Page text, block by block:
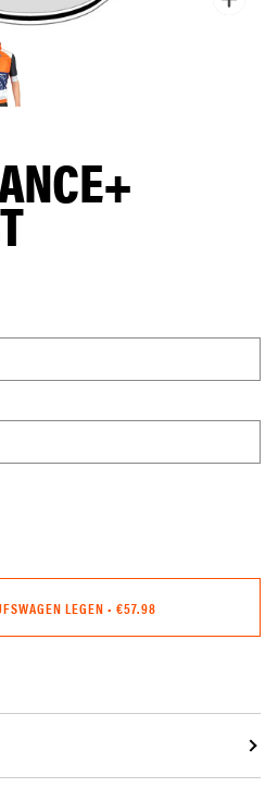
LEGEN • €57.98